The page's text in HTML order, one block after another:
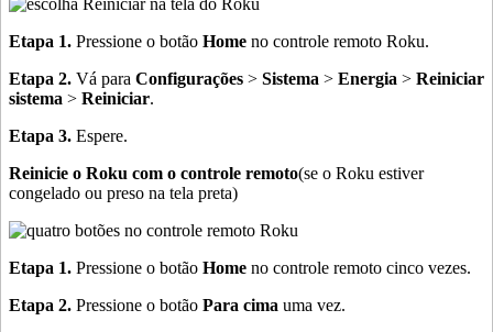
Etapa 1. Pressione o botão Home no controle remoto Roku.
Etapa 2. Vá para Configurações > Sistema > Energia > Reiniciar
sistema > Reiniciar.
Etapa 3. Espere.
Reinicie o Roku com o controle remoto(se o Roku estiver
congelado ou preso na tela preta)
Etapa 1. Pressione o botão Home no controle remoto cinco vezes.
Etapa 2. Pressione o botão Para cima uma vez.